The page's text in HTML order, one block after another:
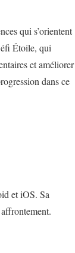
qui s’orientent
Étoile, qui
et améliorer
dans ce
et iOS. Sa